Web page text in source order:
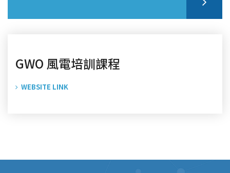
GWO 風電培訓課程
WEBSITE LINK